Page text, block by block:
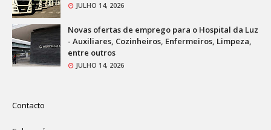
JULHO 14, 2026
Novas ofertas de emprego para o Hospital da Luz
- Auxiliares, Cozinheiros, Enfermeiros, Limpeza,
entre outros
JULHO 14, 2026
Contacto